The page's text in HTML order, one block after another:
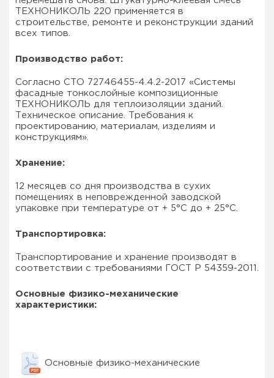
ТЕХНОНИКОЛЬ 220 применяется в
строительстве, ремонте и реконструкции зданий
всех типов.
Производство работ:
Согласно СТО 72746455-4.4.2-2017 «Системы
фасадные тонкослойные композиционные
ТЕХНОНИКОЛЬ для теплоизоляции зданий.
Техническое описание. Требования к
проектированию, материалам, изделиям и
конструкциям».
Хранение:
12 месяцев со дня производства в сухих
помещениях в неповрежденной заводской
упаковке при температуре от + 5°C до + 25°C.
Транспортировка:
Транспортирование и хранение производят в
соответствии с требованиями ГОСТ Р 54359-2011.
Основные физико-механические
характеристики:
Основные физико-механические